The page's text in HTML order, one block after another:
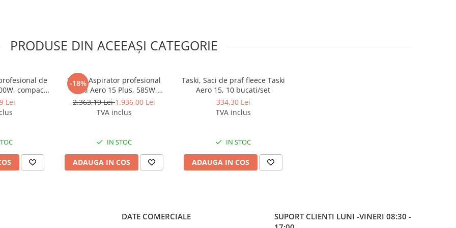
un intrerupator cu
PRODUSE DIN ACEEAȘI CATEGORIE
de
compact,
praf 8L
Lei
-18%
Taski, Aspirator profesional
Taski Aero 15 Plus, 585W,
functie ECO, tehnologie
whisper ultrasilentioasa,
2.363,19 Lei1.936,00 Lei
TVA inclus
IN STOC
ADAUGA IN COS
Taski, Saci de praf fleece Taski
Aero 15, 10 bucati/set
334,30 Lei
TVA inclus
IN STOC
ADAUGA IN COS
DATE COMERCIALE SUPORT CLIENTI LUNI -VINERI 08:30 -